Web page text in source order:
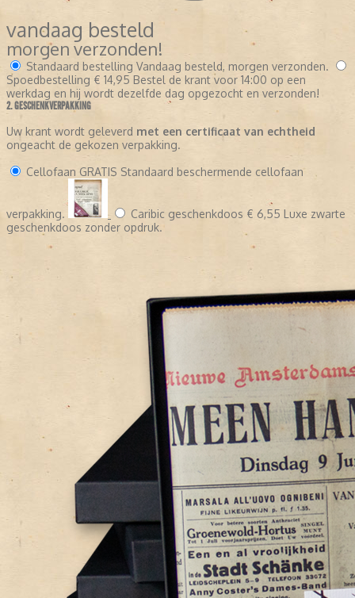
vandaag besteld
morgen verzonden!
Standaard bestelling Vandaag besteld, morgen verzonden.
Spoedbestelling € 14,95 Bestel de krant voor 14:00 op een
werkdag en hij wordt dezelfde dag opgezocht en verzonden!
2. GESCHENKVERPAKKING
Uw krant wordt geleverd met een certificaat van echtheid
ongeacht de gekozen verpakking.
Cellofaan GRATIS Standaard beschermende cellofaan
verpakking. Caribic geschenkdoos € 6,55 Luxe zwarte
geschenkdoos zonder opdruk.